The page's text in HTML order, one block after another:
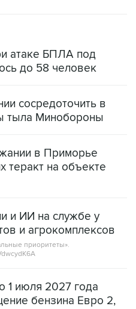
атаке БПЛА под
до 58 человек
сосредоточить в
тыла Минобороны
в Приморье
теракт на объекте
и ИИ на службе у
и агрокомплексов
приоритеты».
1 июля 2027 года
бензина Евро 2,